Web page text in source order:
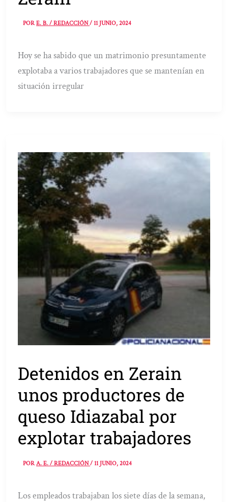
PORE. B. / REDACCIÓN/11 JUNIO, 2024
Hoy se ha sabido que un matrimonio presuntamente
explotaba a varios trabajadores que se mantenían en
situación irregular
Detenidos en Zerain
unos productores de
queso Idiazabal por
explotar trabajadores
PORA. E. / REDACCIÓN/11 JUNIO, 2024
Los empleados trabajaban los siete días de la semana,